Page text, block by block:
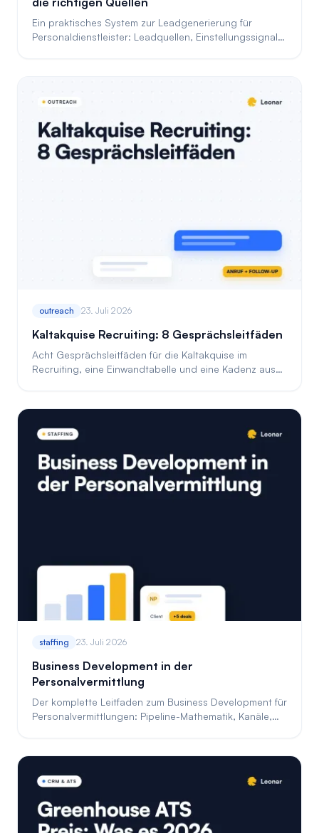
Ein praktisches System zur Leadgenerierung für
Personaldienstleister: Leadquellen, Einstellungssignale,
outreach 23. Juli 2026
Kaltakquise Recruiting: 8 Gesprächsleitfäden
Acht Gesprächsleitfäden für die Kaltakquise im
Recruiting, eine Einwandtabelle und eine Kadenz aus
staffing 23. Juli 2026
Business Development in der
Personalvermittlung
Der komplette Leitfaden zum Business Development für
Personalvermittlungen: Pipeline-Mathematik, Kanäle,